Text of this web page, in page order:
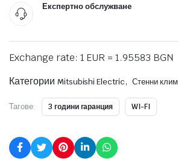
Експертно обслужване
Exchange rate: 1 EUR = 1.95583 BGN
Категории Mitsubishi Electric, Стенни
Тагове: 3 години гаранция WI-FI